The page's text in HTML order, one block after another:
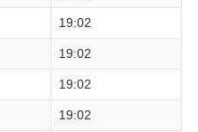
19:02
19:02
19:02
19:02